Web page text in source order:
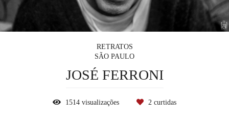
RETRATOS
SÃO PAULO
JOSÉ FERRONI
1514 visualizações 2 curtidas